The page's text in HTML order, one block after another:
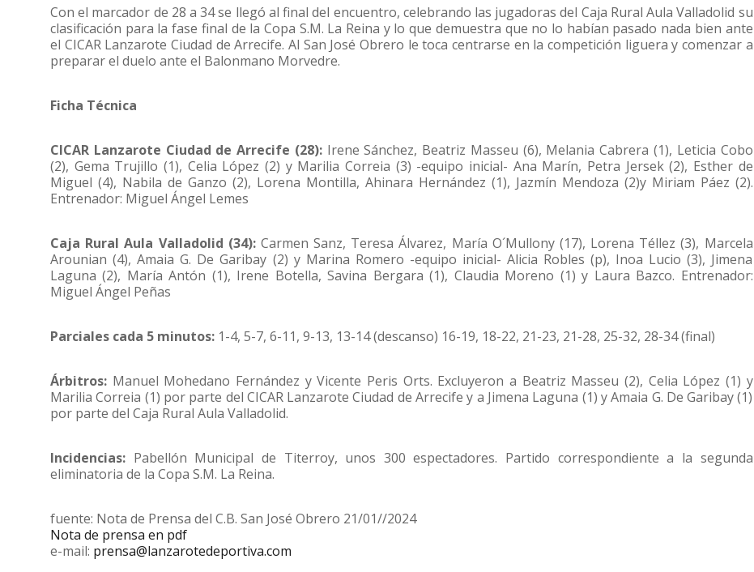
Con el marcador de 28 a 34 se llegó al final del encuentro, celebrando las jugadoras del Caja Rural Aula Valladolid su
clasificación para la fase final de la Copa S.M. La Reina y lo que demuestra que no lo habían pasado nada bien ante
el CICAR Lanzarote Ciudad de Arrecife. Al San José Obrero le toca centrarse en la competición liguera y comenzar a
preparar el duelo ante el Balonmano Morvedre.
Ficha Técnica
CICAR Lanzarote Ciudad de Arrecife (28): Irene Sánchez, Beatriz Masseu (6), Melania Cabrera (1), Leticia Cobo
(2), Gema Trujillo (1), Celia López (2) y Marilia Correia (3) -equipo inicial- Ana Marín, Petra Jersek (2), Esther de
Miguel (4), Nabila de Ganzo (2), Lorena Montilla, Ahinara Hernández (1), Jazmín Mendoza (2)y Miriam Páez (2).
Entrenador: Miguel Ángel Lemes
Caja Rural Aula Valladolid (34):Carmen Sanz, Teresa Álvarez, María O´Mullony (17), Lorena Téllez (3), Marcela
Arounian (4), Amaia G. De Garibay (2) y Marina Romero -equipo inicial- Alicia Robles (p), Inoa Lucio (3), Jimena
Laguna (2), María Antón (1), Irene Botella, Savina Bergara (1), Claudia Moreno (1) y Laura Bazco. Entrenador:
Miguel Ángel Peñas
Parciales cada 5 minutos: 1-4, 5-7, 6-11, 9-13, 13-14 (descanso) 16-19, 18-22, 21-23, 21-28, 25-32, 28-34 (final)
Árbitros: Manuel Mohedano Fernández y Vicente Peris Orts. Excluyeron a Beatriz Masseu (2), Celia López (1) y
Marilia Correia (1) por parte del CICAR Lanzarote Ciudad de Arrecife y a Jimena Laguna (1) y Amaia G. De Garibay (1)
por parte del Caja Rural Aula Valladolid.
Incidencias: Pabellón Municipal de Titerroy, unos 300 espectadores. Partido correspondiente a la segunda
eliminatoria de la Copa S.M. La Reina.
fuente: Nota de Prensa del C.B. San José Obrero 21/01//2024
Nota de prensa en pdf
e-mail: prensa@lanzarotedeportiva.com